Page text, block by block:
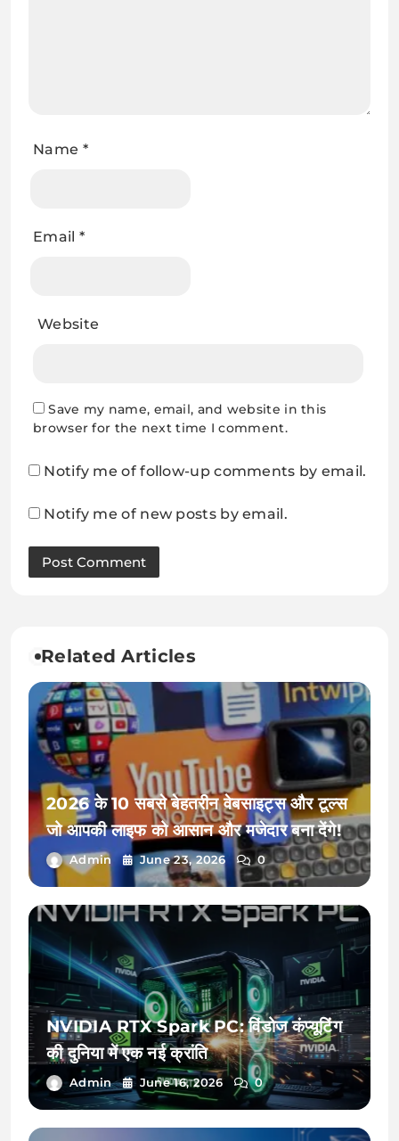
Name *
Email *
Website
Save my name, email, and website in this
browser for the next time I comment.
Notify me of follow-up comments by email.
Notify me of new posts by email.
Related Articles
2026 के 10 सबसे बेहतरीन वेबसाइट्स और टूल्स
जो आपकी लाइफ को आसान और मजेदार बना देंगे!
Admin June 23, 2026 0
NVIDIA RTX Spark PC: विंडोज कंप्यूटिंग
की दुनिया में एक नई क्रांति
Admin June 16, 2026 0